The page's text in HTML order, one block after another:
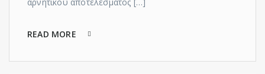
READ MORE